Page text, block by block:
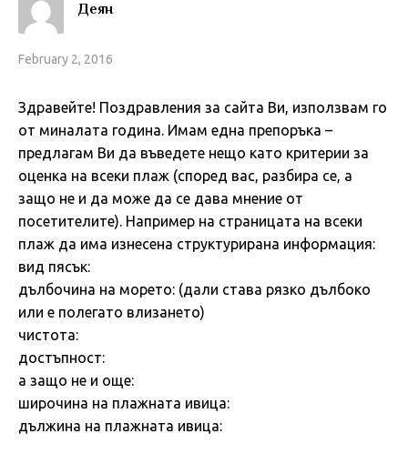
Деян
February 2, 2016
Здравейте! Поздравления за сайта Ви, използвам го
от миналата година. Имам една препоръка –
предлагам Ви да въведете нещо като критерии за
оценка на всеки плаж (според вас, разбира се, а
защо не и да може да се дава мнение от
посетителите). Например на страницата на всеки
плаж да има изнесена структурирана информация:
вид пясък:
дълбочина на морето: (дали става рязко дълбоко
или е полегато влизането)
чистота:
достъпност:
а защо не и още:
широчина на плажната ивица:
дължина на плажната ивица: